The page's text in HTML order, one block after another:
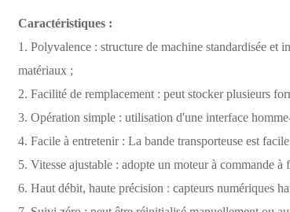
Caractéristiques :
1. Polyvalence : structure de machine standardisée et
matériaux ;
2. Facilité de remplacement : peut stocker plusieurs
3. Opération simple : utilisation d'une interface
4. Facile à entretenir : La bande transporteuse est
5. Vitesse ajustable : adopte un moteur à commande
6. Haut débit, haute précision : capteurs numériques